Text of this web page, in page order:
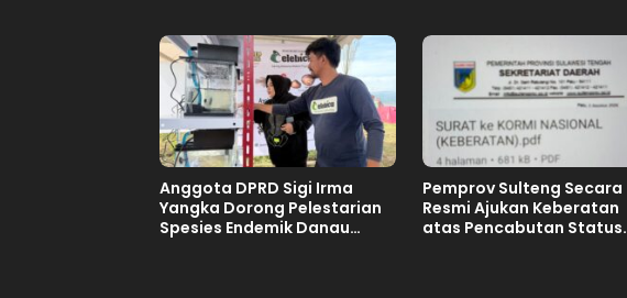
Anggota DPRD Sigi Irma
Yangka Dorong Pelestarian
Spesies Endemik Danau
Pemprov Sulteng Secara
Resmi Ajukan Keberatan
atas Pencabutan Status